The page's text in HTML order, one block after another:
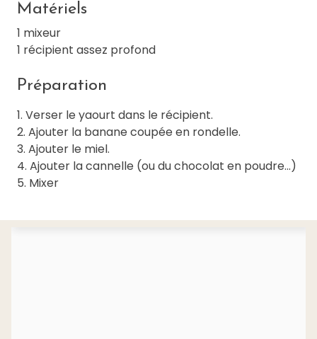
Matériels
1 mixeur
1 récipient assez profond
Préparation
1. Verser le yaourt dans le récipient.
2. Ajouter la banane coupée en rondelle.
3. Ajouter le miel.
4. Ajouter la cannelle (ou du chocolat en poudre...)
5. Mixer